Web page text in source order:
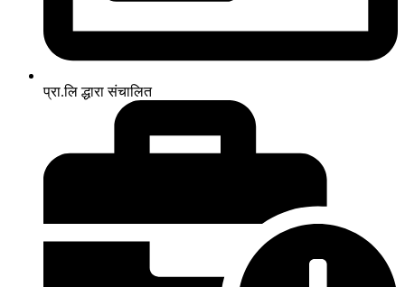
प्रा.लि द्धारा संचालित